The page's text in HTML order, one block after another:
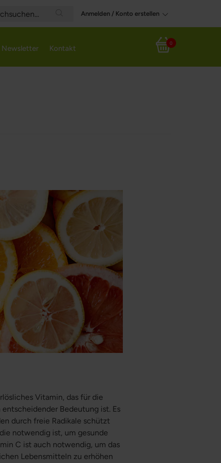
Search
Anmelden / Konto erstellen
Mein Warenkorb
0
Newsletter Kontakt
Vitamin, das für die
Bedeutung ist. Es
durch freie Radikale schützt
notwendig ist, um gesunde
C ist auch notwendig, um das
Lebensmitteln zu erhöhen